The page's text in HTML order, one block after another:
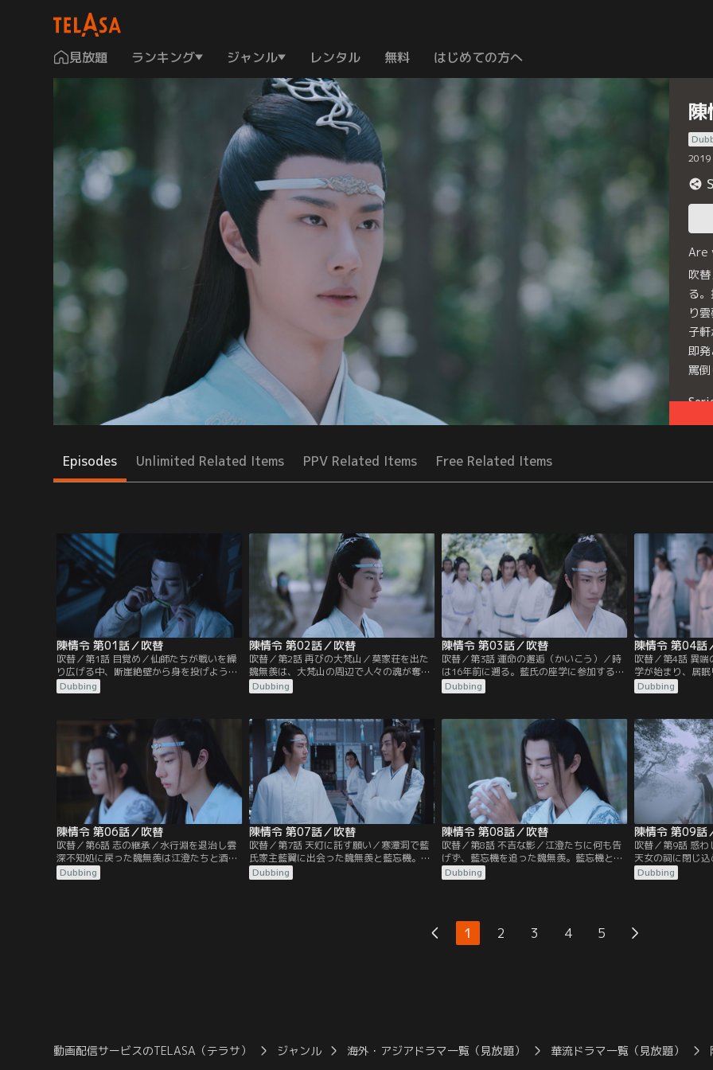
見放題 ランキング ジャンル レンタル 無料 はじめての方へ
2019
Are
吹
る
り
子
即
罵
Episodes Unlimited Related Items PPV Related Items Free Related Items
陳情令 第01話／吹替
吹替／第1話 目覚め／仙師たちが戦いを繰
り広げる中、断崖絶壁から身を投げようと
する1人の男がいた。彼の名は魏無羨。手
を伸ばし救おうとする藍忘機、怒りの剣を
落の底へと落ちていった…。16年後、魏無
羨は莫家荘の一室で莫玄羽として目覚め
る。蘭陵金氏宗主の隠し子だった莫玄羽
が、自分の命と引き換えに…。
Dubbing
陳情令 第02話／吹替
吹替／第2話 再びの大梵山／莫家荘を出た
魏無羨は、大梵山の周辺で人々の魂が奪わ
れる事件が起きていることを知り山へと向
かう。大梵山には、宗主となった江澄率い
の率いる蘭陵金氏、そして藍忘機率いる姑
蘇藍氏も集まっていた。魏無羨は墓守の老
人の言葉から祠へと向かうが…。
Dubbing
陳情令 第03話／吹替
吹替／第3話 運命の邂逅（かいこう）／時
は16年前に遡る。藍氏の座学に参加するた
め魏無羨、江澄たちは彩衣鎮の宿に泊まろ
うとするが、江厭離の許婚金子軒の一行が
へ向かうことに。宿に招状を忘れ、取りに
戻った魏無羨だったが、日は暮れ閉まって
いた山門から無断で潜入したため…。
Dubbing
陳情令 第04話
吹替／第4話 異
学が始まり、居
で講義に身の入
こへ温氏の次男
温若寒が陰鉄の
命じていたのだ
裏山に結界が張
Dubbing
陳情令 第06話／吹替
吹替／第6話 志の継承／水行淵を退治し雲
深不知処に戻った魏無羨は江澄たちと酒盛
りをするが、その現場を藍忘機に目撃され
てしまう。魏無羨は藍忘機を術にかけて酒
Dubbing
陳情令 第07話／吹替
吹替／第7話 天灯に託す願い／寒潭洞で藍
氏家主藍翼に出会った魏無羨と藍忘機。藍
翼は2人に陰鉄の災いを食い止めるよう託
して霊識は消滅する。寒潭洞から戻った魏
Dubbing
陳情令 第08話／吹替
吹替／第8話 不吉な影／江澄たちに何も告
げず、藍忘機を追った魏無羨。藍忘機と共
に残りの陰鉄を探しに行くが、常に不気味
な梟にあとをつけられていた。潭州に入っ
陰鉄を奪われたあとだった。その頃、魏無
羨を追って蓮花塢をあとにした江澄は…。
Dubbing
陳情令 第09話
吹替／第9話 惑
天女の祠に閉じ
たち。襲い掛か
は温晁だった。
たため、像が村
Dubbing
1 2 3 4 5
動画配信サービスのTELASA（テラサ） ジャンル 海外・アジアドラマ一覧（見放題） 華流ドラマ一覧（見放題）